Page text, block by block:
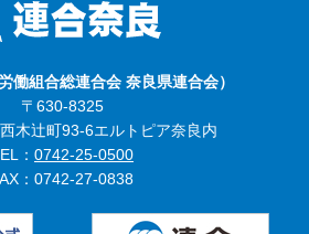
働組合総連合会 奈良県連合会）
〒 630-8325
木辻町93-6エルトピア奈良内
： 0742-25-0500
： 0742-27-0838